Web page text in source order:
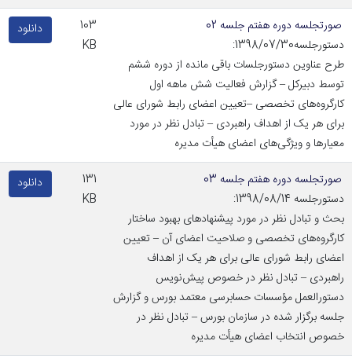
صورتجلسه دوره هفتم جلسه 02
دستورجلسه1398/07/30:
طرح عناوین دستورجلسات باقی مانده از دوره ششم
توسط دبیرکل – گزارش فعالیت شش ماهه اول
کارگروه‌های تخصصی –تعیین اعضای رابط شورای عالی
برای هر یک از اهداف راهبردی – تبادل نظر در مورد
معیارها و ویژگی‌های اعضای هیأت مدیره
103
KB
دانلود
صورتجلسه دوره هفتم جلسه 03
دستورجلسه 1398/08/14:
بحث و تبادل نظر در مورد پیشنهادهای بهبود ساختار
کارگروه‌های تخصصی و صلاحیت اعضای آن – تعیین
اعضای رابط شورای عالی برای هر یک از اهداف
راهبردی – تبادل نظر در خصوص پیش‌نویس
دستورالعمل مؤسسات حسابرسی معتمد بورس و گزارش
جلسه برگزار شده در سازمان بورس – تبادل نظر در
خصوص انتخاب اعضای هیأت مدیره
131
KB
دانلود